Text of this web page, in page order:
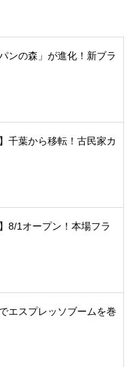
ンの森」が進化！新ブラ
千葉から移転！古民家カ
8/1オープン！本場フラ
エスプレッソブームを巻